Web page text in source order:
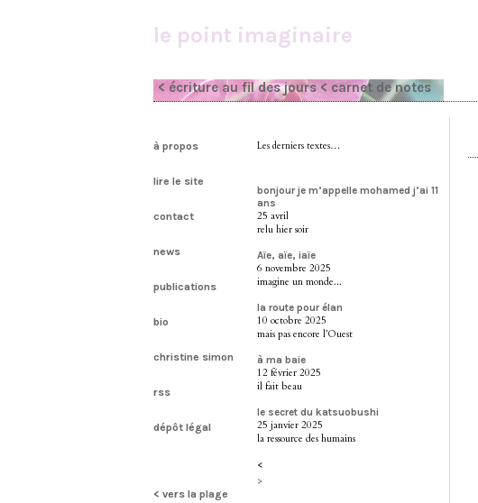
le point imaginaire
< écriture au fil des jours < carnet de notes
à propos
lire le site
contact
news
publications
bio
christine simon
rss
dépôt légal
< vers la plage
Les derniers textes…
bonjour je m’appelle mohamed j’ai 11
ans
25 avril
relu hier soir
Aïe, aïe, iaïe
6 novembre 2025
imagine un monde...
la route pour élan
10 octobre 2025
mais pas encore l’Ouest
à ma baie
12 février 2025
il fait beau
le secret du katsuobushi
25 janvier 2025
la ressource des humains
<
>